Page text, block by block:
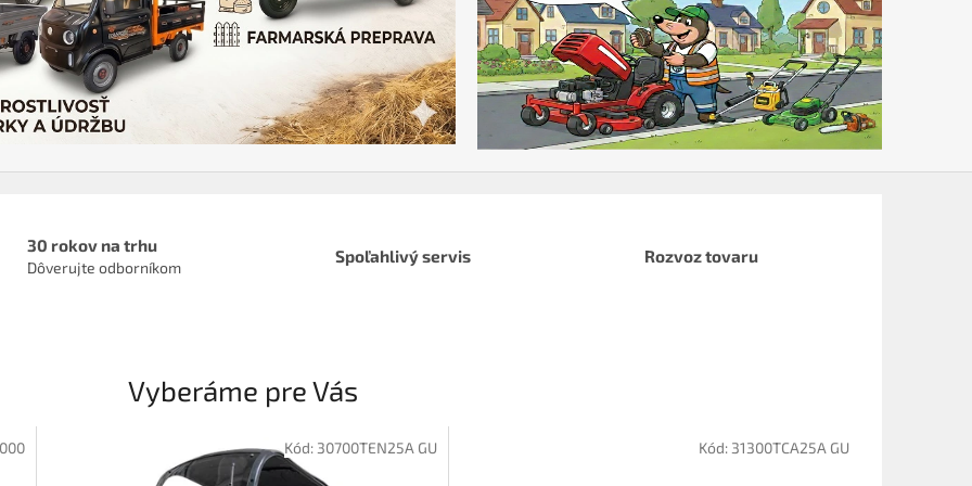
30 rokov na trhu
Dôverujte odborníkom
Spoľahlivý servis Rozvoz tovaru
Vyberáme pre Vás
Kód: 30700TEN25A GU Kód: 31300TCA25A GU